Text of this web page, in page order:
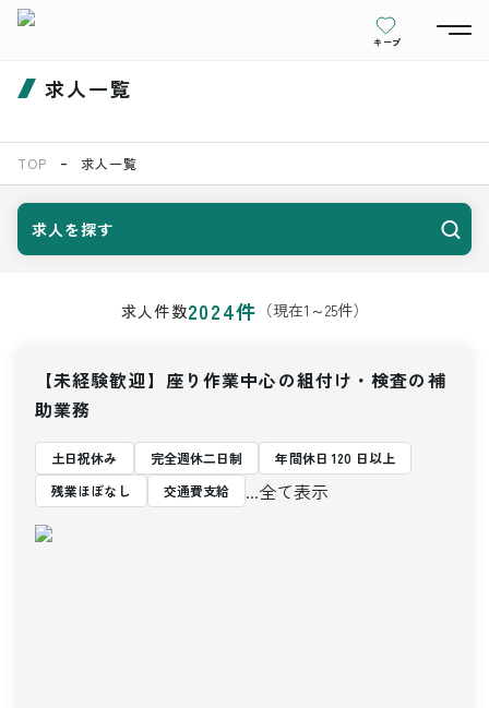
キープ
求人一覧
TOP 求人一覧
求人を探す
求人件数2024件 （現在1 ～25件）
【未経験歓迎】座り作業中心の組付け・検査の補
助業務
土日祝休み 完全週休二日制
年間休日 120 日以上
残業ほぼなし
交通費支給 ...全て表示